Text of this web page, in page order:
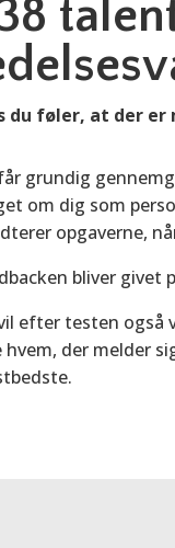
du føler, at der
grundig
om dig som
opgaverne,
bliver givet
efter testen også
hvem, der melder